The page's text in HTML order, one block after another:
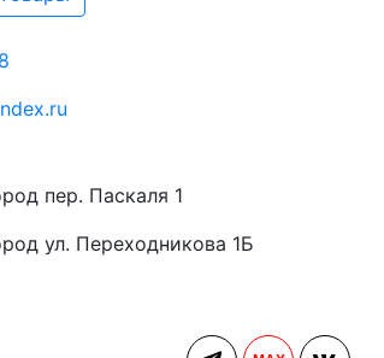
пер. Паскаля 1
ул. Переходникова 1Б